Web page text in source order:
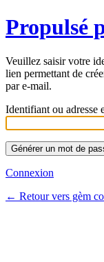
Propulsé
Veuillez saisir votre
lien permettant de
par e-mail.
Identifiant ou adresse
Connexion
← Retour vers gèm